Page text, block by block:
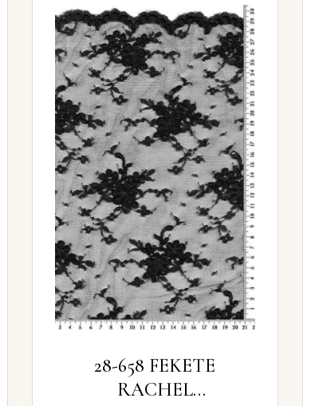
28-658 FEKETE
RACHEL